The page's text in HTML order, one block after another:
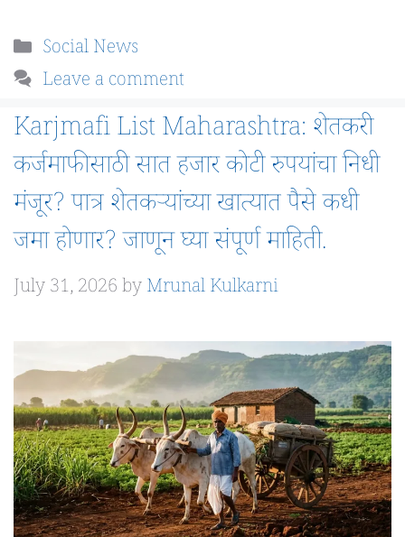
Categories
Social News
Leave a comment
Karjmafi List Maharashtra: शेतकरी
कर्जमाफीसाठी सात हजार कोटी रुपयांचा निधी
मंजूर? पात्र शेतकऱ्यांच्या खात्यात पैसे कधी
जमा होणार? जाणून घ्या संपूर्ण माहिती.
July 31, 2026byMrunal Kulkarni